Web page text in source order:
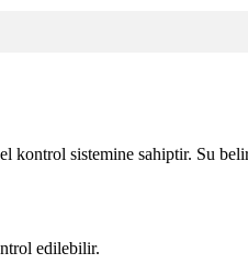
kontrol sistemine sahiptir.
edilebilir.